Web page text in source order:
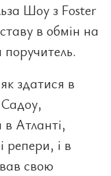
Шоу з Foster
в обмін на
здатися в
Атланті,
репери, і в
свою